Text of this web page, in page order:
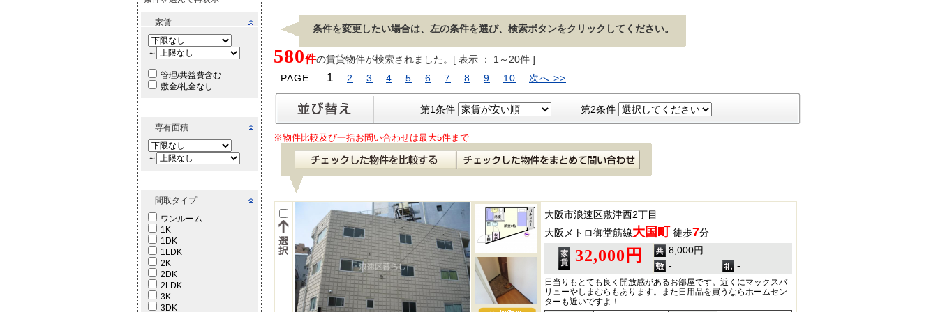
家賃
～
管理/共益費含む
敷金/礼金なし
専有面積
～
間取タイプ
ワンルーム
1K
1DK
1LDK
2K
2DK
2LDK
3K
3DK
条件を変更したい場合は、左の条件を選び、検索ボタンをクリックしてください。
580件の賃貸物件が検索されました。[ 表示 ： 1～20件 ]
PAGE :
1 2 3 4 5 6 7 8 9 10 次へ >>
第1条件 第2条件
※物件比較及び一括お問い合わせは最大5件まで
大阪市浪速区敷津西2丁目
大阪メトロ御堂筋線大国町 徒歩7分
32,000円
8,000円
-
-
日当りもとても良く開放感があるお部屋です。近くにマックスバ
リューやしまむらもあります。また日用品を買うならホームセン
ターも近いですよ！